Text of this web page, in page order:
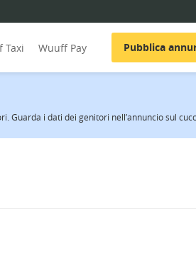
Taxi Wuuff Pay Pubblica
Guarda i dati dei genitori nell’annuncio sul